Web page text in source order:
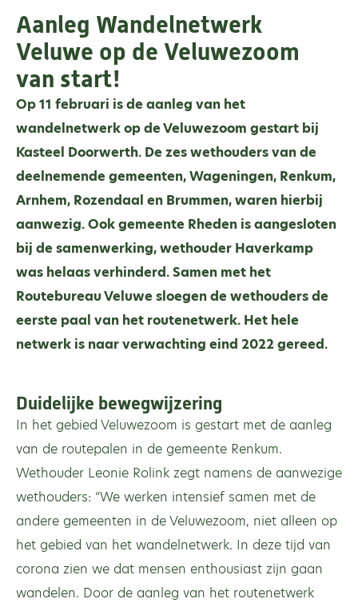
Aanleg Wandelnetwerk
Veluwe op de Veluwezoom
van start!
Op 11 februari is de aanleg van het
wandelnetwerk op de Veluwezoom gestart bij
Kasteel Doorwerth. De zes wethouders van de
deelnemende gemeenten, Wageningen, Renkum,
Arnhem, Rozendaal en Brummen, waren hierbij
aanwezig. Ook gemeente Rheden is aangesloten
bij de samenwerking, wethouder Haverkamp
was helaas verhinderd. Samen met het
Routebureau Veluwe sloegen de wethouders de
eerste paal van het routenetwerk. Het hele
netwerk is naar verwachting eind 2022 gereed.
Duidelijke bewegwijzering
In het gebied Veluwezoom is gestart met de aanleg
van de routepalen in de gemeente Renkum.
Wethouder Leonie Rolink zegt namens de aanwezige
wethouders: “We werken intensief samen met de
andere gemeenten in de Veluwezoom, niet alleen op
het gebied van het wandelnetwerk. In deze tijd van
corona zien we dat mensen enthousiast zijn gaan
wandelen. Door de aanleg van het routenetwerk